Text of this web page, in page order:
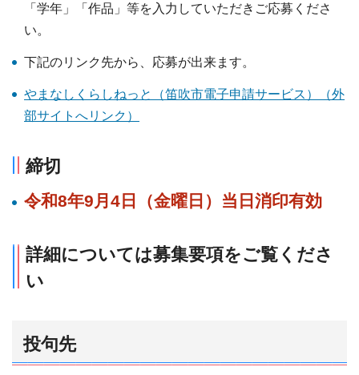
「学年」「作品」等を入力していただきご応募くださ
い。
下記のリンク先から、応募が出来ます。
やまなしくらしねっと（笛吹市電子申請サービス）（外
部サイトへリンク）
締切
令和8年9月4 日（金曜日）当日消印有効
詳細については募集要項をご覧くださ
い
投句先